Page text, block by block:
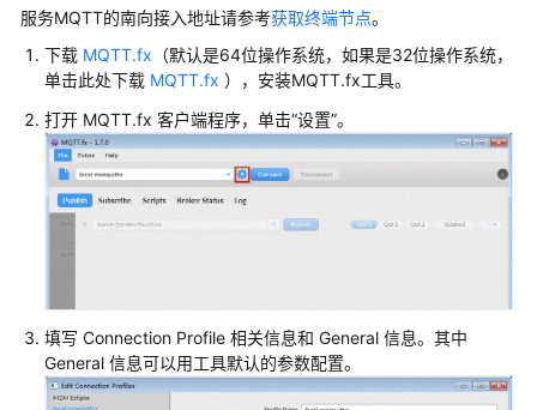
服务MQTT的南向接入地址请参考获取终端节点。
下载 MQTT.fx （默认是64位操作系统，如果是32位操作系统，
单击此处下载 MQTT.fx ），安装MQTT.fx工具。
打开 MQTT.fx 客户端程序，单击“设置”。
填写 Connection Profile 相关信息和 General 信息。其中
General 信息可以用工具默认的参数配置。